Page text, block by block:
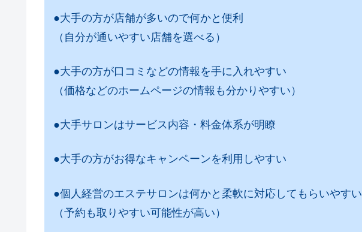
●大手の方が店舗が多いので何かと便利
（自分が通いやすい店舗を選べる）
●大手の方が口コミなどの情報を手に入れやすい
（価格などのホームページの情報も分かりやすい）
●大手サロンはサービス内容・料金体系が明瞭
●大手の方がお得なキャンペーンを利用しやすい
●個人経営のエステサロンは何かと柔軟に対応してもらいやすい
（予約も取りやすい可能性が高い）